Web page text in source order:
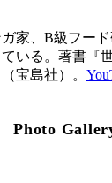
家、B級フー
いる。著書『
宝島社）。
Photo